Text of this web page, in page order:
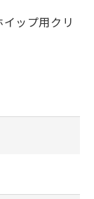
ップ用クリ